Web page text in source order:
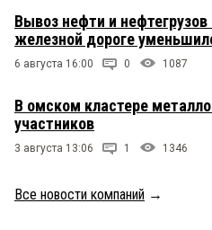
Вывоз нефти и
железной дороге
6 августа 16:00 0 1087
В омском кластере
участников
3 августа 13:06 1 1346
Все новости компаний →